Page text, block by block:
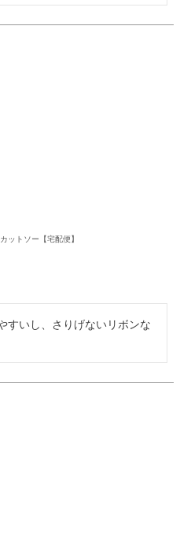
ットソー【宅配便】
すいし、さりげないリボンな